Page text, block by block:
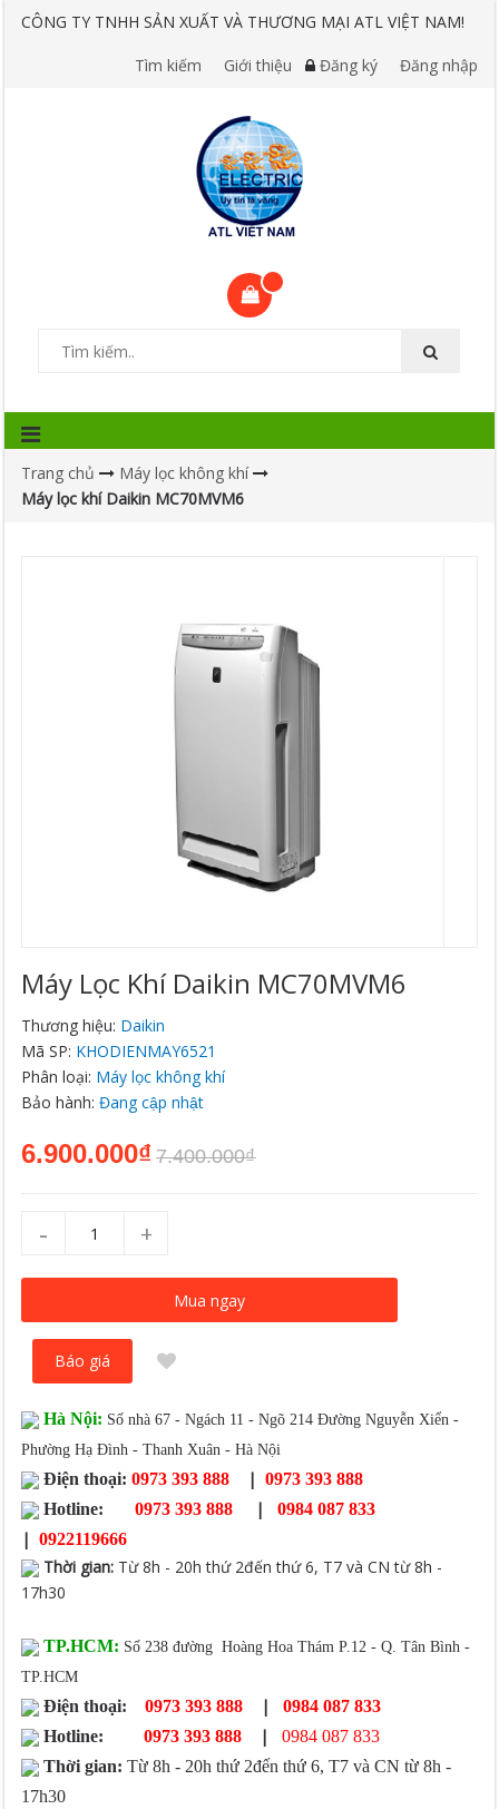
CÔNG TY TNHH SẢN XUẤT VÀ THƯƠNG MẠI ATL VIỆT NAM!
Tìm kiếm Giới thiệu Đăng ký Đăng nhập
Trang chủ
Máy lọc không khí
Máy lọc khí Daikin MC70MVM6
Máy Lọc Khí Daikin MC70MVM6
Thương hiệu: Daikin
Mã SP: KHODIENMAY6521
Phân loại: Máy lọc không khí
Bảo hành:Đang cập nhật
6.900.000₫ 7.400.000₫
- +
Mua ngay
Báo giá
Hà Nội: Số nhà 67 - Ngách 11 - Ngõ 214 Đường Nguyễn Xiển -
Phường Hạ Đình - Thanh Xuân - Hà Nội
Điện thoại: 0973 393 888 |
0973 393 888
Hotline:
0973 393 888 | 0984 087 833
| 0922119666
Thời gian: Từ 8h - 20h thứ 2đến thứ 6, T7 và CN từ 8h -
17h30
TP.HCM: Số 238 đường Hoàng Hoa Thám P.12 - Q. Tân Bình -
TP.HCM
Điện thoại: 0973 393 888 |
0984 087 833
Hotline:
0973 393 888 |
0984 087 833
Thời gian: Từ 8h - 20h thứ 2đến thứ 6, T7 và CN từ 8h -
17h30